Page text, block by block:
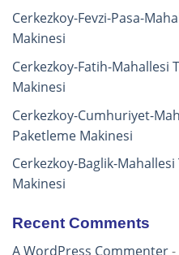
Cerkezkoy-Fevzi-Pasa-
Makinesi
Cerkezkoy-Fatih-Mahallesi
Makinesi
Cerkezkoy-Cumhuriyet-
Paketleme Makinesi
Cerkezkoy-Baglik-
Makinesi
Recent Comments
A WordPress Commenter-